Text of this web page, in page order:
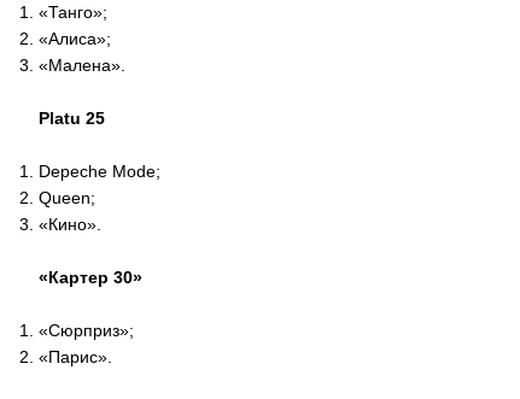
«Танго»;
«Алиса»;
«Малена».
Platu 25
Depeche Mode;
Queen;
«Кино».
«Картер 30»
«Сюрприз»;
«Парис».